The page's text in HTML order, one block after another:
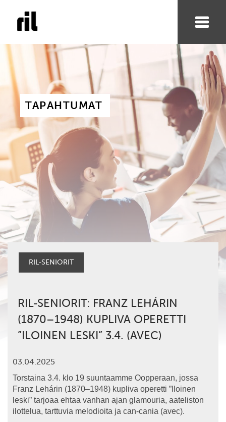
TAPAHTUMAT
RIL-SENIORIT
RIL-SENIORIT: FRANZ LEHÁRIN
(1870–1948) KUPLIVA OPERETTI
”ILOINEN LESKI” 3.4. (AVEC)
03.04.2025
Torstaina 3.4. klo 19 suuntaamme Oopperaan, jossa
Franz Lehárin (1870–1948) kupliva operetti ”Iloinen
leski” tarjoaa ehtaa vanhan ajan glamouria, aateliston
ilottelua, tarttuvia melodioita ja can-cania (avec).